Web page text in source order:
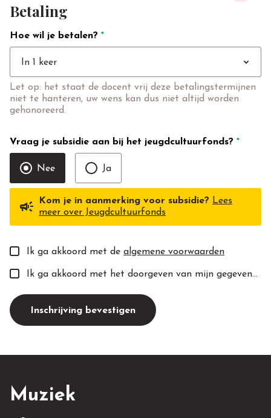
Betaling
Hoe wil je betalen? *
In 1 keer expand_more
Let op: het staat de docent vrij deze betalingstermijnen
niet te hanteren, uw wens kan dus niet altijd worden
gehonoreerd.
Vraag je subsidie aan bij het jeugdcultuurfonds? *
Nee Ja
campaign Kom je in aanmerking voor subsidie? Lees
meer over Jeugdcultuurfonds
Ik ga akkoord met de algemene voorwaarden
Ik ga akkoord met het doorgeven van mijn gegevens aan de toekomstige docent(e).
Inschrijving bevestigen
Muziek